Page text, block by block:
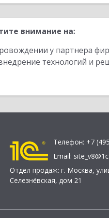
внимание на:
у партнера
технологий и
Телефон: +7
Email:
Отдел продаж: г. Москва,
Селезнёвская, дом 21